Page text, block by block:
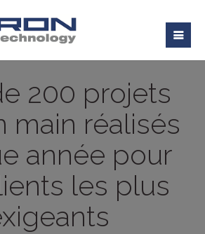
200 projets
main réalisés
année pour
les plus